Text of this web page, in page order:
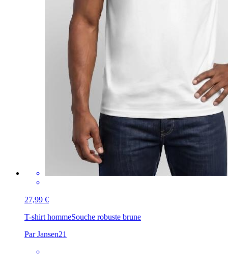
27,99 €
T-shirt hommeSouche robuste brune
Par Jansen21